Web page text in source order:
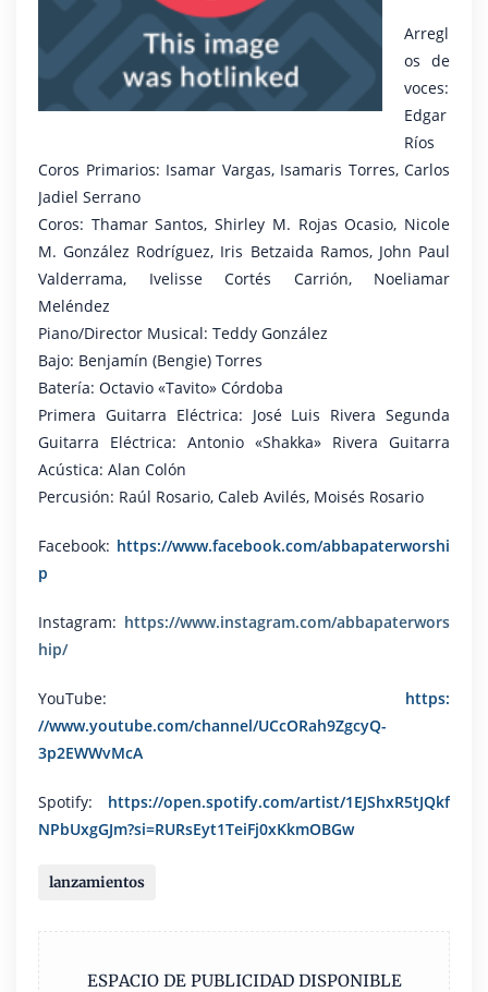
Arregl
os de
voces:
Edgar
Ríos
Coros Primarios: Isamar Vargas, Isamaris Torres, Carlos
Jadiel Serrano
Coros: Thamar Santos, Shirley M. Rojas Ocasio, Nicole
M. González Rodríguez, Iris Betzaida Ramos, John Paul
Valderrama, Ivelisse Cortés Carrión, Noeliamar
Meléndez
Piano/Director Musical: Teddy González
Bajo: Benjamín (Bengie) Torres
Batería: Octavio «Tavito» Córdoba
Primera Guitarra Eléctrica: José Luis Rivera Segunda
Guitarra Eléctrica: Antonio «Shakka» Rivera Guitarra
Acústica: Alan Colón
Percusión: Raúl Rosario, Caleb Avilés, Moisés Rosario
Facebook: https://www.facebook.com/abbapaterworshi
p
Instagram: https://www.instagram.com/abbapaterwors
hip/
YouTube: https:
//www.youtube.com/channel/UCcORah9ZgcyQ-
3p2EWWvMcA
Spotify: https://open.spotify.com/artist/1EJShxR5tJQkf
NPbUxgGJm?si=RURsEyt1TeiFj0xKkmOBGw
lanzamientos
ESPACIO DE PUBLICIDAD DISPONIBLE